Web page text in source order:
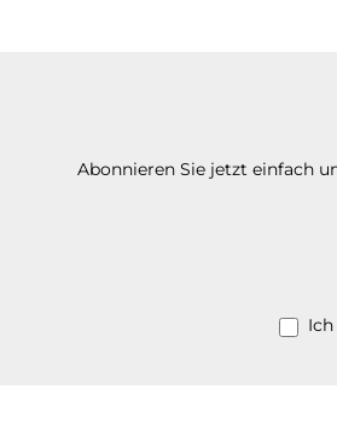
Abonnieren Sie jetzt einfach